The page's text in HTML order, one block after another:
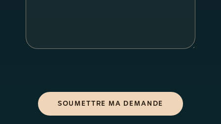
SOUMETTRE MA DEMANDE